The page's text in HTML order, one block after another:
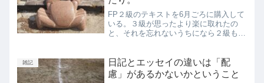
FP２級のテキストを6月ごろに購入して
いる。３級が思ったより楽に取れたの
と、それを忘れないうちになら２級もそ
んぜんやってない。もう忘れてモーテル
ズ。「年内に取れたらええ...
雑記
日記とエッセイの違いは「配
慮」があるかないかということ